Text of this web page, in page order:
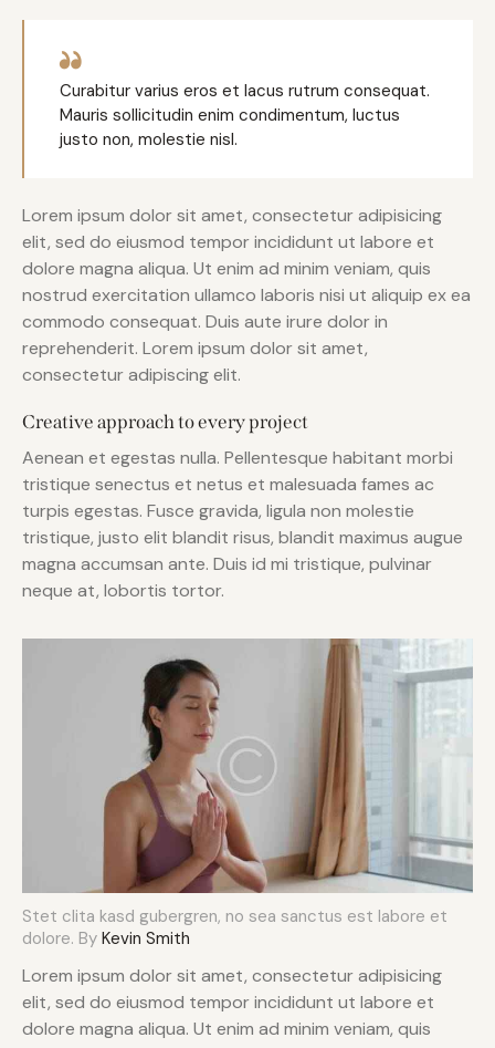
Curabitur varius eros et lacus rutrum consequat.
Mauris sollicitudin enim condimentum, luctus
justo non, molestie nisl.
Lorem ipsum dolor sit amet, consectetur adipisicing
elit, sed do eiusmod tempor incididunt ut labore et
dolore magna aliqua. Ut enim ad minim veniam, quis
nostrud exercitation ullamco laboris nisi ut aliquip ex ea
commodo consequat. Duis aute irure dolor in
reprehenderit. Lorem ipsum dolor sit amet,
consectetur adipiscing elit.
Creative approach to every project
Aenean et egestas nulla. Pellentesque habitant morbi
tristique senectus et netus et malesuada fames ac
turpis egestas. Fusce gravida, ligula non molestie
tristique, justo elit blandit risus, blandit maximus augue
magna accumsan ante. Duis id mi tristique, pulvinar
neque at, lobortis tortor.
Stet clita kasd gubergren, no sea sanctus est labore et
dolore. By Kevin Smith
Lorem ipsum dolor sit amet, consectetur adipisicing
elit, sed do eiusmod tempor incididunt ut labore et
dolore magna aliqua. Ut enim ad minim veniam, quis